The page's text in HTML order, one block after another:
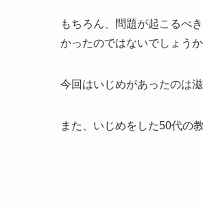
もちろん、問題が起こるべ
かったのではないでしょうか
今回はいじめがあったのは
また、いじめをした50代の